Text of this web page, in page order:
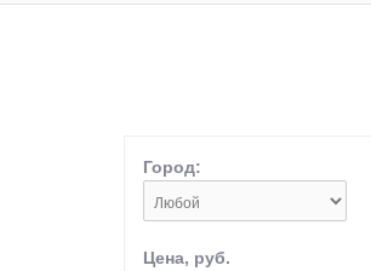
Город:
Цена, руб.